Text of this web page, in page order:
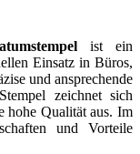
ist ein
Einsatz in Büros,
und ansprechende
zeichnet sich
hohe Qualität aus. Im
und Vorteile